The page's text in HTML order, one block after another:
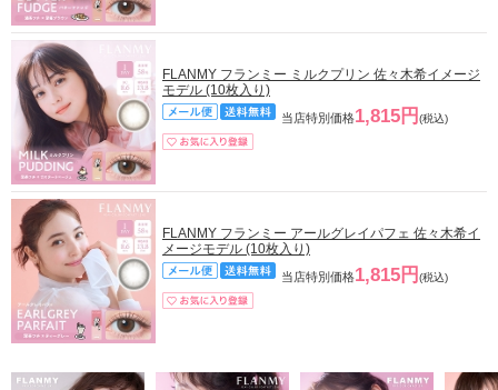
FLANMY フランミー ミルクプリン 佐々木希イメージ
モデル (10枚入り)
当店特別価格1,815円 (税込)
FLANMY フランミー アールグレイパフェ 佐々木希イ
メージモデル (10枚入り)
当店特別価格1,815円 (税込)